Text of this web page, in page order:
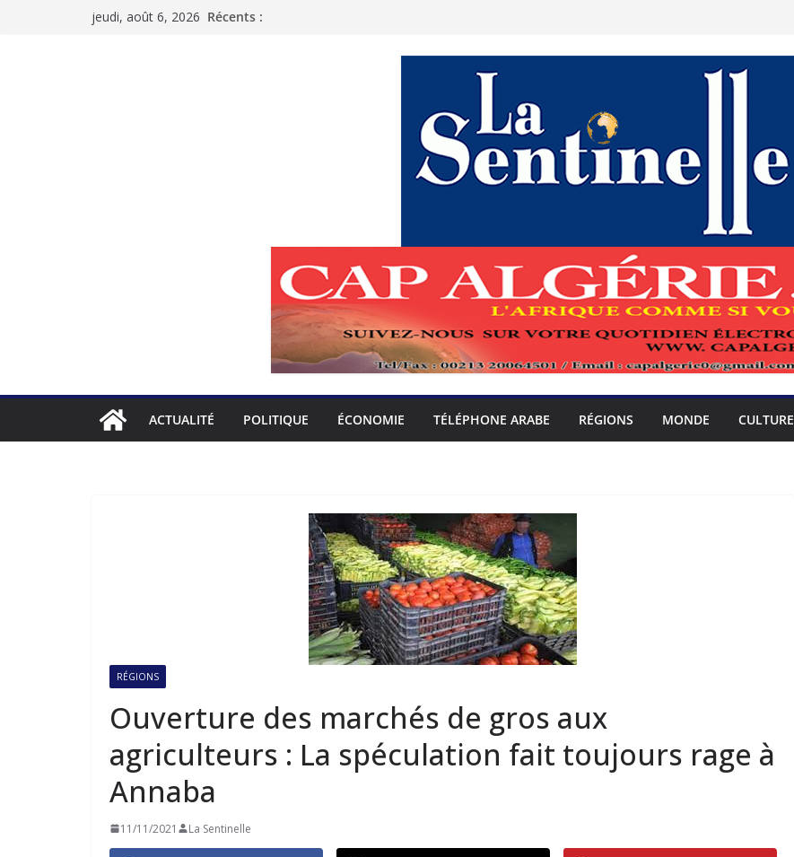
jeudi, août 6, 2026 Récents :
ACTUALITÉ POLITIQUE ÉCONOMIE TÉLÉPHONE ARABE RÉGIONS MONDE CULTURE
RÉGIONS
Ouverture des marchés de gros aux
agriculteurs : La spéculation fait toujours rage à
Annaba
11/11/2021 La Sentinelle